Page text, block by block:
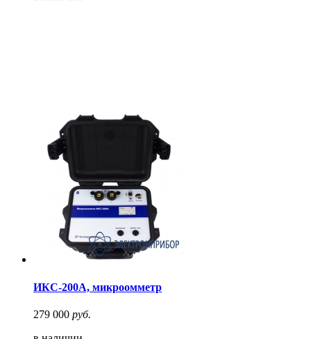
ИКС-200А, микроомметр
279 000 руб.